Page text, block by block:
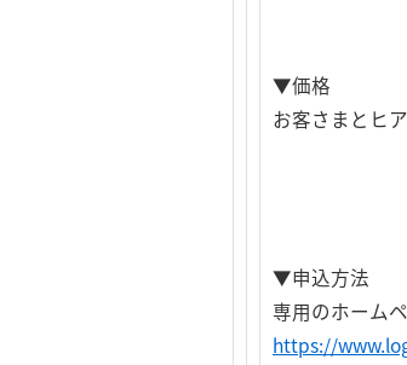
▼価格
お客さまとヒ
▼申込方法
専用のホーム
https://